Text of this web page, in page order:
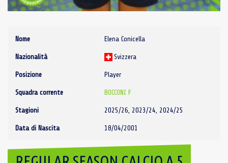
Nome Elena Conicella
Nazionalità Svizzera
Posizione Player
Squadra corrente BOCCONI F
Stagioni 2025/26, 2023/24, 2024/25
Data di Nascita 18/04/2001